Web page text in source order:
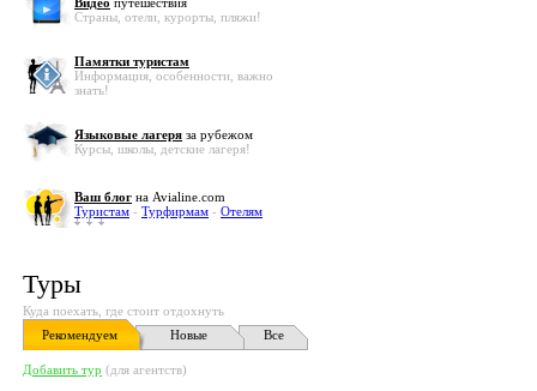
Страны, отели, курорты, пляжи!
Памятки туристам
Информация, особенности, важно
знать!
Языковые лагеря за рубежом
Курсы, школы, детские лагеря!
Ваш блог на Avialine.com
Туристам - Турфирмам - Отелям
Туры
Куда поехать, где стоит отдохнуть
Рекомендуем
Новые Все
Добавить тур (для агентств)